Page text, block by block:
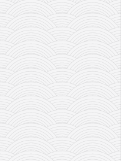
карате
кихон
наиханчи
кушанку
пасаи
темашивари
кобудо
нунчаку